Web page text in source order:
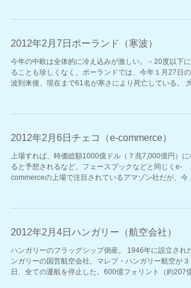
2012年2月7日ポーランド（寒波）
今年の中欧は全体的に冷え込みが激しい。－20度以下に
ることも珍しくなく、ポーランドでは、今年１月27日の
波到来後、現在まで61名が寒さにより死亡している。 大部
ら...
2012年2月6日チェコ（e-commerce）
上場すれば、時価総額1000億ドル（７兆7,000億円）に
ると予想されるなど、フェースブックなどと同じくe-
commerceの上場で注目されているアマゾン社だが、今年
に...
2012年2月4日ハンガリー（航空会社）
ハンガリーのフラッグシップ倒産。 1946年に設立されたハ
ンガリーの国営航空会社、マレブ・ハンガリー航空が３
日、全ての運航を停止した。600億フォリント（約207億